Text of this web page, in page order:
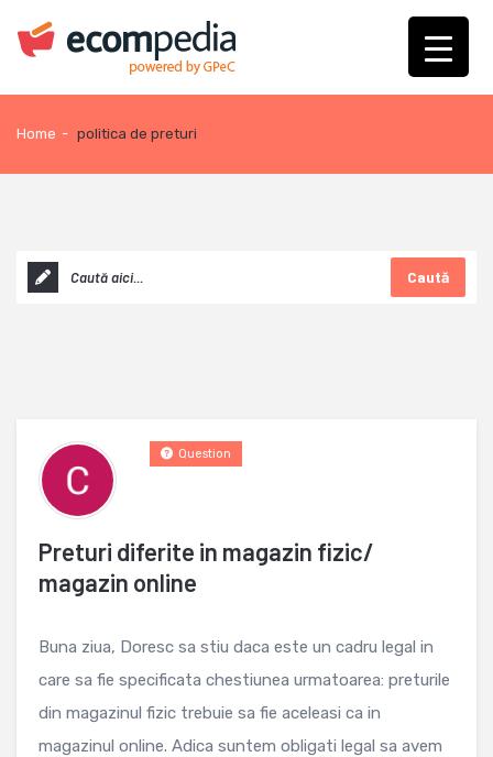
Home - politica de preturi
Caută
Preturi diferite in magazin fizic/
magazin online
Question
Buna ziua, Doresc sa stiu daca este un cadru legal in
care sa fie specificata chestiunea urmatoarea: preturile
din magazinul fizic trebuie sa fie aceleasi ca in
magazinul online. Adica suntem obligati legal sa avem